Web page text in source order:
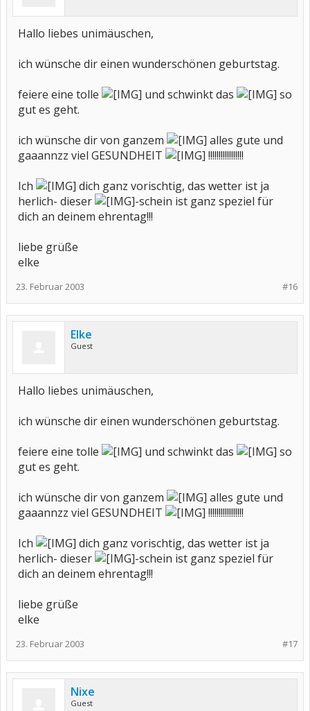
Hallo liebes unimäuschen,
ich wünsche dir einen wunderschönen geburtstag.
feiere eine tolle
und schwinkt das
so
gut es geht.
ich wünsche dir von ganzem
alles gute und
gaaannzz viel GESUNDHEIT
!!!!!!!!!!!!!!!!!
Ich
dich ganz vorischtig, das wetter ist ja
herlich- dieser
-schein ist ganz speziel für
dich an deinem ehrentag!!!
liebe grüße
elke
#16
23. Februar 2003
Elke
Guest
Hallo liebes unimäuschen,
ich wünsche dir einen wunderschönen geburtstag.
feiere eine tolle
und schwinkt das
so
gut es geht.
ich wünsche dir von ganzem
alles gute und
gaaannzz viel GESUNDHEIT
!!!!!!!!!!!!!!!!!
Ich
dich ganz vorischtig, das wetter ist ja
herlich- dieser
-schein ist ganz speziel für
dich an deinem ehrentag!!!
liebe grüße
elke
#17
23. Februar 2003
Nixe
Guest